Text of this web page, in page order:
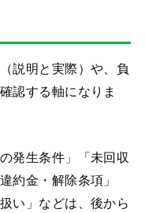
説明と実際）や、負
認する軸になりま
発生条件」「未回収
約金・解除条項」
い」などは、後から